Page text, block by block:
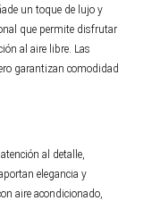
un toque de lujo y
que permite disfrutar
al aire libre. Las
garantizan comodidad
al detalle,
elegancia y
aire acondicionado,